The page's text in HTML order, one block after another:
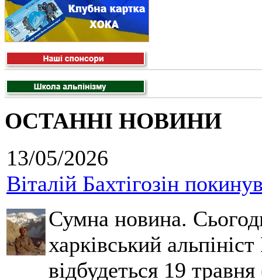
ОСТАННІ НОВИНИ
13/05/2026
Віталій Бахтігозін
Сумна новина.
харківський
відбудеться 19